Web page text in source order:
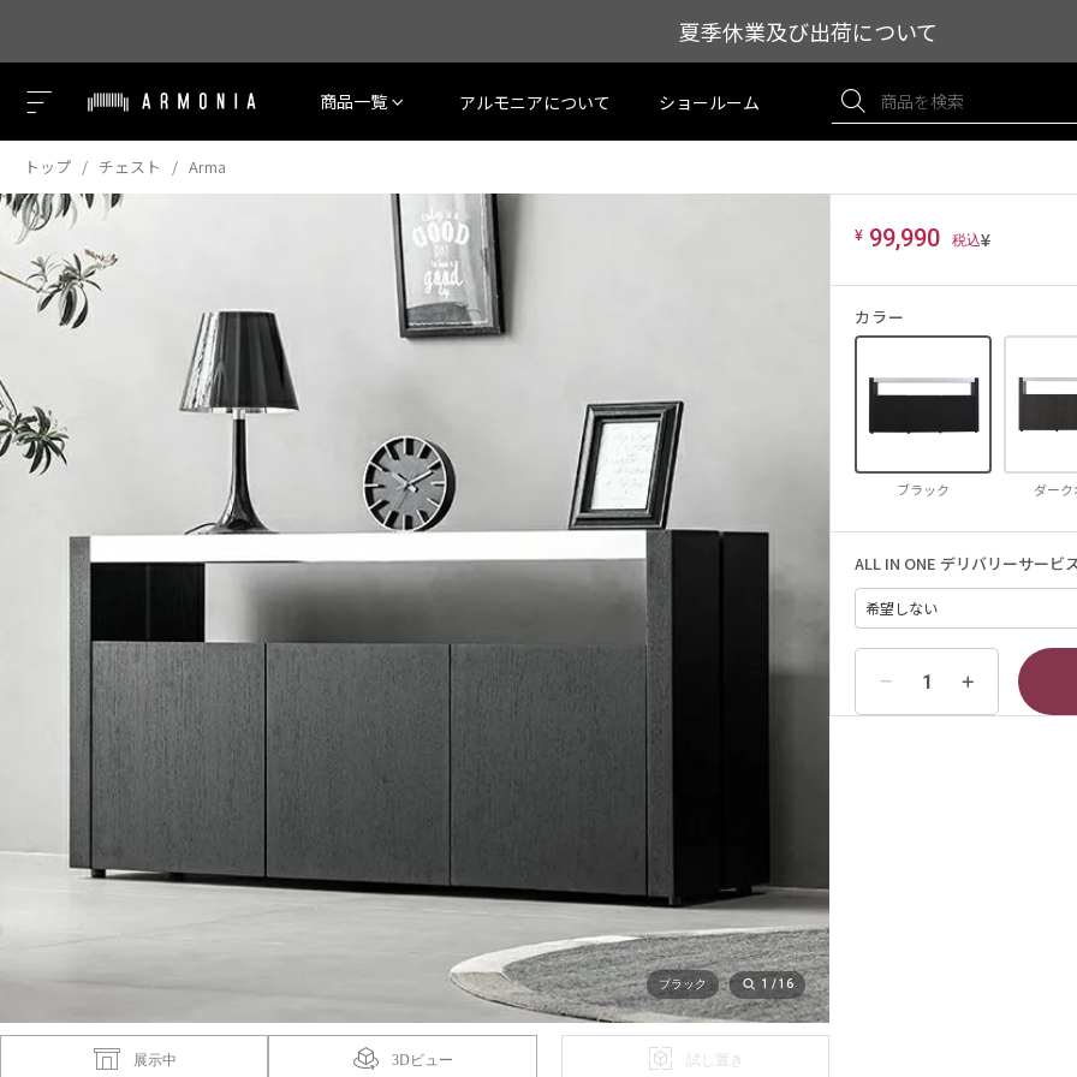
夏季休業及び出荷について
商品一覧 アルモニアについて ショールーム
トップ チェスト Arma
¥
¥ 99,990
カラー
ブラック ダーク
ALL IN ONE デリバリーサービ
ブラック 1 /16
展示中 3Dビュー 試し置き